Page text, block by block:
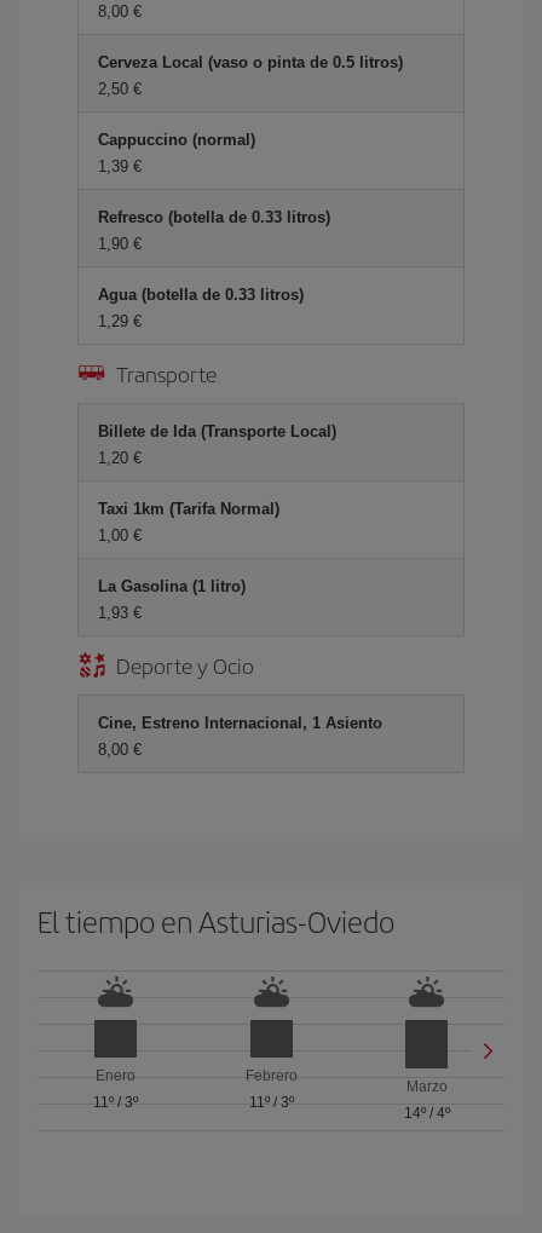
8,00 €
Cerveza Local (vaso o pinta de 0.5 litros)
2,50 €
Cappuccino (normal)
1,39 €
Refresco (botella de 0.33 litros)
1,90 €
Agua (botella de 0.33 litros)
1,29 €
Transporte
Billete de Ida (Transporte Local)
1,20 €
Taxi 1km (Tarifa Normal)
1,00 €
La Gasolina (1 litro)
1,93 €
Deporte y Ocio
Cine, Estreno Internacional, 1 Asiento
8,00 €
El tiempo en Asturias-Oviedo
Enero
11º/ 3º
Febrero
11º/ 3º
Marzo
14º/ 4º